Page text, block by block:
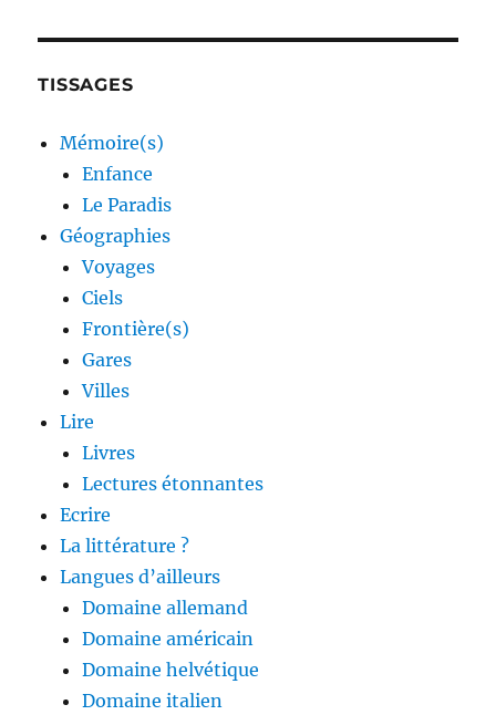
TISSAGES
Mémoire(s)
Enfance
Le Paradis
Géographies
Voyages
Ciels
Frontière(s)
Gares
Villes
Lire
Livres
Lectures étonnantes
Ecrire
La littérature ?
Langues d’ailleurs
Domaine allemand
Domaine américain
Domaine helvétique
Domaine italien